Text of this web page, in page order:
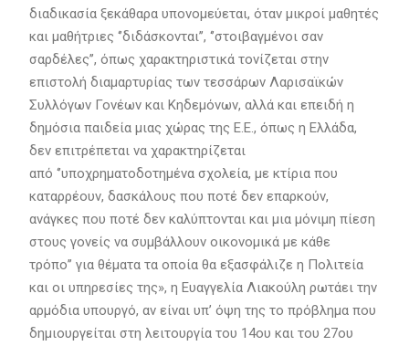
διαδικασία ξεκάθαρα υπονομεύεται, όταν μικροί μαθητές
και μαθήτριες ‘’διδάσκονται’’, ‘’στοιβαγμένοι σαν
σαρδέλες’’, όπως χαρακτηριστικά τονίζεται στην
επιστολή διαμαρτυρίας των τεσσάρων Λαρισαϊκών
Συλλόγων Γονέων και Κηδεμόνων, αλλά και επειδή η
δημόσια παιδεία μιας χώρας της Ε.Ε., όπως η Ελλάδα,
δεν επιτρέπεται να χαρακτηρίζεται
από ‘’υποχρηματοδοτημένα σχολεία, με κτίρια που
καταρρέουν, δασκάλους που ποτέ δεν επαρκούν,
ανάγκες που ποτέ δεν καλύπτονται και μια μόνιμη πίεση
στους γονείς να συμβάλλουν οικονομικά με κάθε
τρόπο’’ για θέματα τα οποία θα εξασφάλιζε η Πολιτεία
και οι υπηρεσίες της», η Ευαγγελία Λιακούλη ρωτάει την
αρμόδια υπουργό, αν είναι υπ’ όψη της το πρόβλημα που
δημιουργείται στη λειτουργία του 14ου και του 27ου